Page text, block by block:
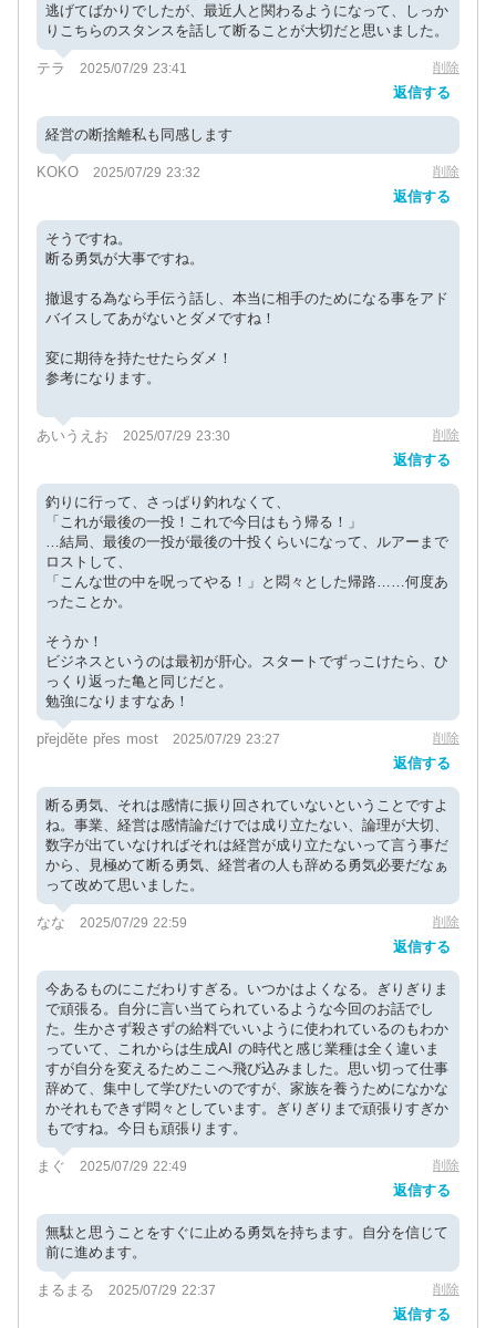
逃げてばかりでしたが、最近人と関わるようになって、しっか
りこちらのスタンスを話して断ることが大切だと思いました。
テラ 2025/07/29 23:41 削除
返信する
経営の断捨離私も同感します
KOKO 2025/07/29 23:32 削除
返信する
そうですね。
断る勇気が大事ですね。
撤退する為なら手伝う話し、本当に相手のためになる事をアド
バイスしてあがないとダメですね！
変に期待を持たせたらダメ！
参考になります。
あいうえお 2025/07/29 23:30 削除
返信する
釣りに行って、さっぱり釣れなくて、
「これが最後の一投！これで今日はもう帰る！」
…結局、最後の一投が最後の十投くらいになって、ルアーまで
ロストして、
「こんな世の中を呪ってやる！」と悶々とした帰路……何度あ
ったことか。
そうか！
ビジネスというのは最初が肝心。スタートでずっこけたら、ひ
っくり返った亀と同じだと。
勉強になりますなあ！
přejděte přes most 2025/07/29 23:27 削除
返信する
断る勇気、それは感情に振り回されていないということですよ
ね。事業、経営は感情論だけでは成り立たない、論理が大切、
数字が出ていなければそれは経営が成り立たないって言う事だ
から、見極めて断る勇気、経営者の人も辞める勇気必要だなぁ
って改めて思いました。
なな 2025/07/29 22:59 削除
返信する
今あるものにこだわりすぎる。いつかはよくなる。ぎりぎりま
で頑張る。自分に言い当てられているような今回のお話でし
た。生かさず殺さずの給料でいいように使われているのもわか
っていて、これからは生成AI の時代と感じ業種は全く違いま
すが自分を変えるためここへ飛び込みました。思い切って仕事
辞めて、集中して学びたいのですが、家族を養うためになかな
かそれもできず悶々としています。ぎりぎりまで頑張りすぎか
もですね。今日も頑張ります。
まぐ 2025/07/29 22:49 削除
返信する
無駄と思うことをすぐに止める勇気を持ちます。自分を信じて
前に進めます。
まるまる 2025/07/29 22:37 削除
返信する